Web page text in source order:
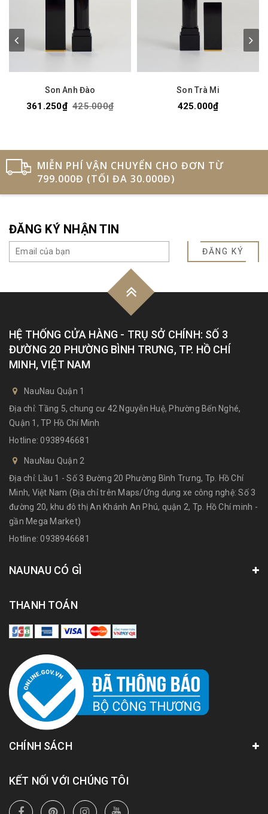
Son Anh Đào
361.250₫ 425.000₫
Son Trà Mi
425.000₫
MIỄN PHÍ VẬN CHUYỂN CHO ĐƠN TỪ
799.000Đ (TỐI ĐA 30.000Đ)
ĐĂNG KÝ NHẬN TIN
ĐĂNG KÝ
HỆ THỐNG CỬA HÀNG - TRỤ SỞ CHÍNH: SỐ 3
ĐƯỜNG 20 PHƯỜNG BÌNH TRƯNG, TP. HỒ CHÍ
MINH, VIỆT NAM
NauNau Quận 1
Địa chỉ: Tầng 5, chung cư 42 Nguyễn Huệ, Phường Bến Nghé,
Quận 1, TP Hồ Chí Minh
Hotline:0938946681
NauNau Quận 2
Địa chỉ: Lầu 1 - Số 3 Đường 20 Phường Bình Trưng, Tp. Hồ Chí
Minh, Việt Nam (Địa chỉ trên Maps/Ứng dụng xe công nghệ: Số 3
đường 20, khu đô thị An Khánh An Phú, quận 2, Tp. Hồ Chí minh -
gần Mega Market)
Hotline:0938946681
NAUNAU CÓ GÌ
THANH TOÁN
CHÍNH SÁCH
KẾT NỐI VỚI CHÚNG TÔI